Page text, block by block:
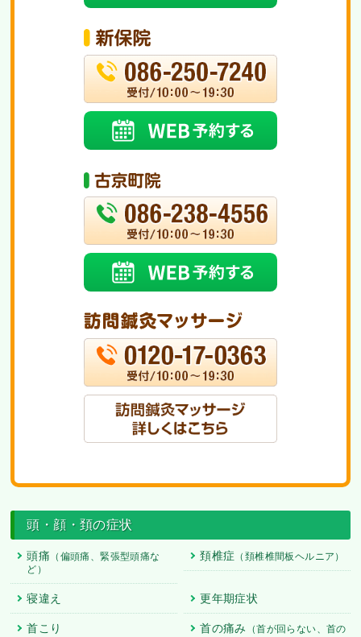
頭・顔・頚の症状
頭痛 （偏頭痛、緊張型頭痛な
ど）
頚椎症 （頚椎椎間板ヘルニア）
寝違え 更年期症状
首こり 首の痛み
（首が回らない、首の